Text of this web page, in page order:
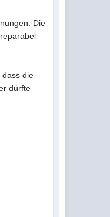
Die
dass die
dürfte